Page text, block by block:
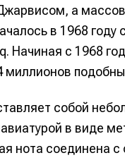
а
в 1968 году
Начиная с 1968
миллионов
собой
в виде
нота соединена